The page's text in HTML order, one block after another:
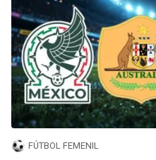
FÚTBOL FEMENIL